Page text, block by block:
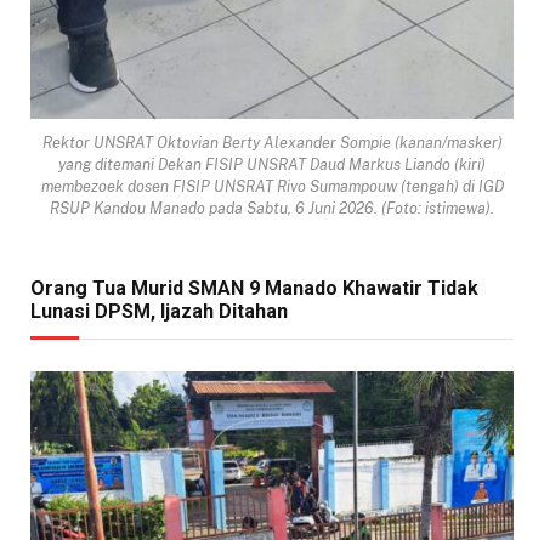
Rektor UNSRAT Oktovian Berty Alexander Sompie (kanan/masker)
yang ditemani Dekan FISIP UNSRAT Daud Markus Liando (kiri)
membezoek dosen FISIP UNSRAT Rivo Sumampouw (tengah) di IGD
RSUP Kandou Manado pada Sabtu, 6 Juni 2026. (Foto: istimewa).
Orang Tua Murid SMAN 9 Manado Khawatir Tidak
Lunasi DPSM, Ijazah Ditahan